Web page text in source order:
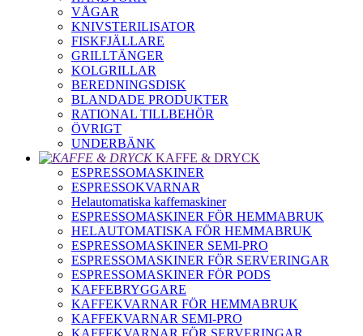
VÅGAR
KNIVSTERILISATOR
FISKFJÄLLARE
GRILLTÄNGER
KOLGRILLAR
BEREDNINGSDISK
BLANDADE PRODUKTER
RATIONAL TILLBEHÖR
ÖVRIGT
UNDERBÄNK
KAFFE & DRYCK
ESPRESSOMASKINER
ESPRESSOKVARNAR
Helautomatiska kaffemaskiner
ESPRESSOMASKINER FÖR HEMMABRUK
HELAUTOMATISKA FÖR HEMMABRUK
ESPRESSOMASKINER SEMI-PRO
ESPRESSOMASKINER FÖR SERVERINGAR
ESPRESSOMASKINER FÖR PODS
KAFFEBRYGGARE
KAFFEKVARNAR FÖR HEMMABRUK
KAFFEKVARNAR SEMI-PRO
KAFFEKVARNAR FÖR SERVERINGAR